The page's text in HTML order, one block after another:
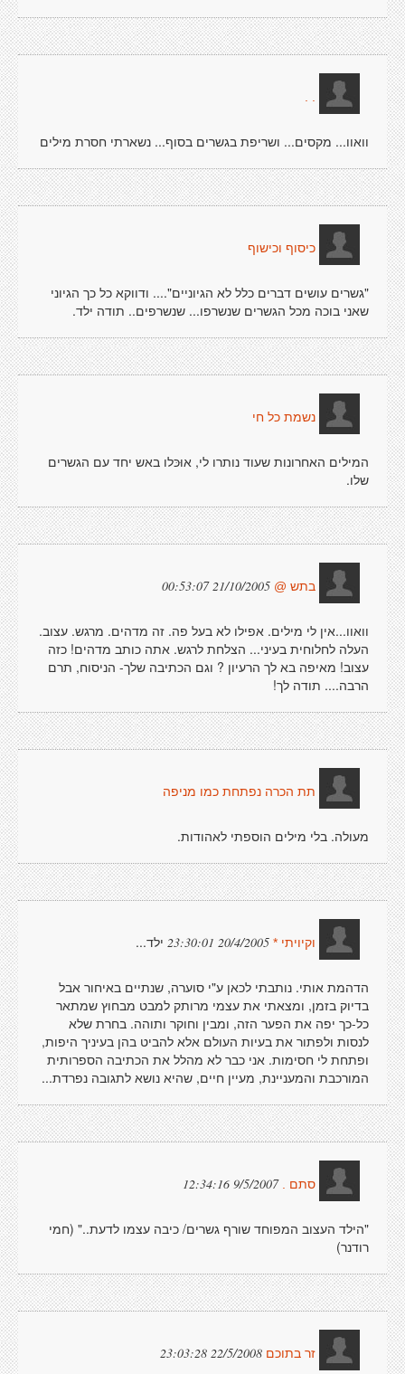
וואוו... מקסים... ושריפת בגשרים בסוף... נשארתי חסרת מילים
כיסוף וכישוף
"גשרים עושים דברים כלל לא הגיוניים".... ודווקא כל כך הגיוני
שאני בוכה מכל הגשרים שנשרפו... שנשרפים.. תודה ילד.
נשמת כל חי
המילים האחרונות שעוד נותרו לי, אוּכּלו באש יחד עם הגשרים
שלו.
בתש @ 21/10/2005 00:53:07
וואוו...אין לי מילים. אפילו לא בעל פה. זה מדהים. מרגש. עצוב.
העלה לחלוחית בעיני... הצלחת לרגש. אתה כותב מדהים! כזה
עצוב! מאיפה בא לך הרעיון ? וגם הכתיבה שלך- הניסוח, תרם
הרבה.... תודה לך!
תת הכרה נפתחת כמו מניפה
מעולה. בלי מילים הוספתי לאהודות.
וקיויתי * 20/4/2005 23:30:01 ילד...
הדהמת אותי. נותבתי לכאן ע"י סוערה, שנתיים באיחור אבל
בדיוק בזמן, ומצאתי את עצמי מרותק למבט מבחוץ שמתאר
כל-כך יפה את הפער הזה, ומבין וחוקר ותוהה. בחרת שלא
לנסות ולפתור את בעיות העולם אלא להביט בהן בעיניך היפות,
ופתחת לי חסימות. אני כבר לא מהלל את הכתיבה הספרותית
המורכבת והמעניינת, מעיין חיים, שהיא נושא לתגובה נפרדת...
סתם . 9/5/2007 12:34:16
"הילד העצוב המפוחד שורף גשרים/ כיבה עצמו לדעת.." (חמי
רודנר)
זר בתוכם 22/5/2008 23:03:28